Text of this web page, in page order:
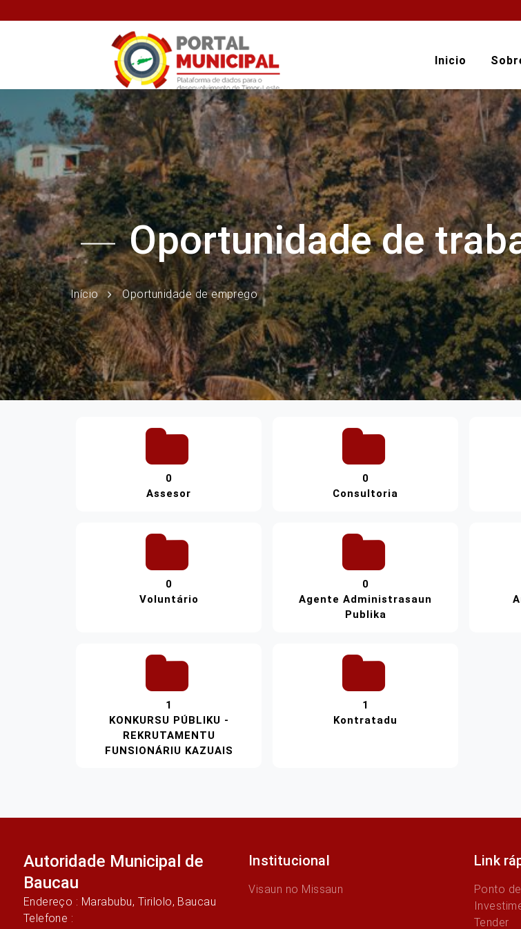
Inicio
Oportunidade de
Início Oportunidade de emprego
0
Assesor
0
Consultoria
0
Voluntário
0
Agente Administrasaun
Publika
1
KONKURSU PÚBLIKU -
REKRUTAMENTU
FUNSIONÁRIU KAZUAIS
1
Kontratadu
Autoridade Municipal de
Baucau
Endereço : Marabubu, Tirilolo, Baucau
Telefone :
Institucional
Visaun no Missaun
Link
Ponto
Tender